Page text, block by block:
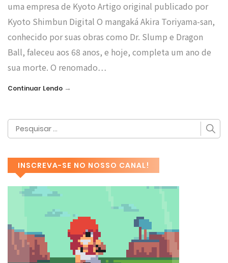
uma empresa de Kyoto Artigo original publicado por
Kyoto Shimbun Digital O mangaká Akira Toriyama-san,
conhecido por suas obras como Dr. Slump e Dragon
Ball, faleceu aos 68 anos, e hoje, completa um ano de
sua morte. O renomado…
Continuar Lendo →
INSCREVA-SE NO NOSSO CANAL!